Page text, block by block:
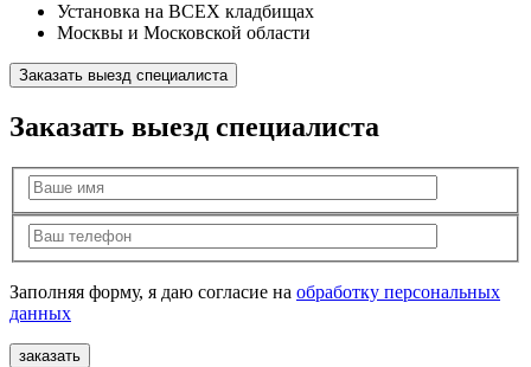
Установка на ВСЕХ кладбищах
Москвы и Московской области
Заказать выезд специалиста
Заказать выезд специалиста
Заполняя форму, я даю согласие на обработку персональных
данных